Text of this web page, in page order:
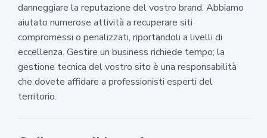
danneggiare la reputazione del vostro brand. Abbiamo
aiutato numerose attività a recuperare siti
compromessi o penalizzati, riportandoli a livelli di
eccellenza. Gestire un business richiede tempo; la
gestione tecnica del vostro sito è una responsabilità
che dovete affidare a professionisti esperti del
territorio.